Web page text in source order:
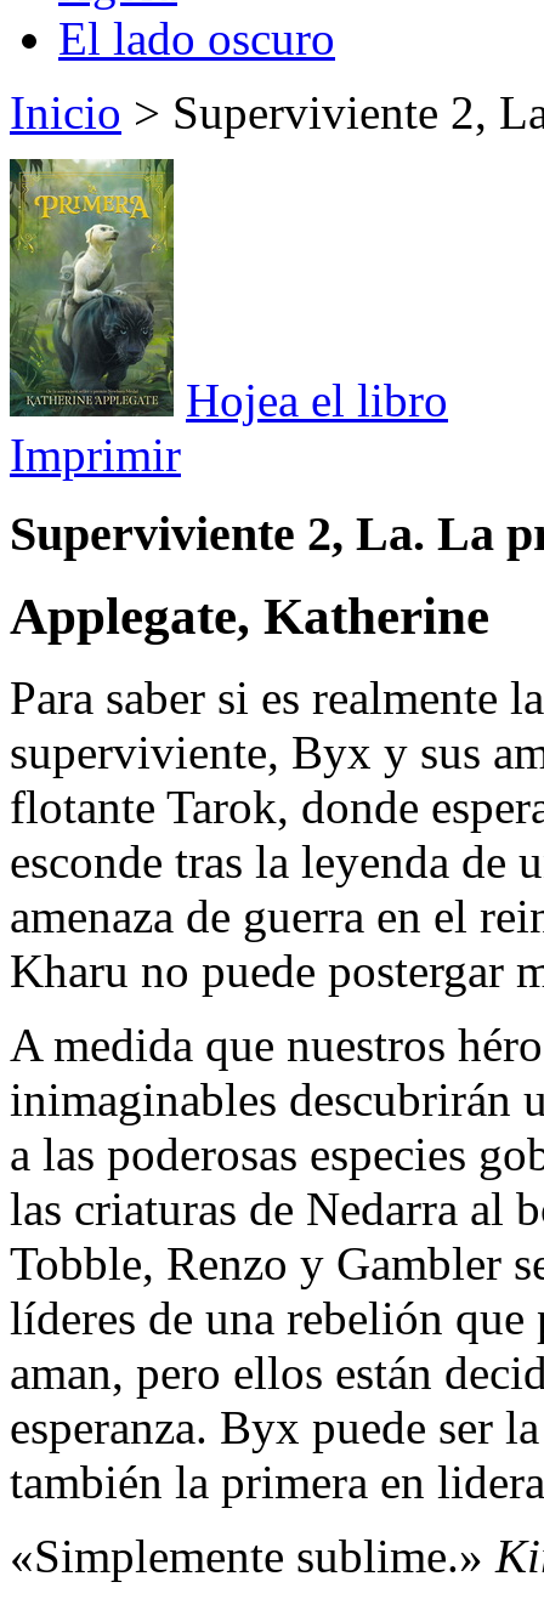
El lado oscuro
Inicio > Superviviente 2,
Hojea el libro
Imprimir
Superviviente 2, La. La
Applegate, Katherine
Para saber si es realmente
superviviente, Byx y sus
flotante Tarok, donde
esconde tras la leyenda de
amenaza de guerra en el
Kharu no puede postergar
A medida que nuestros
inimaginables descubrirán
a las poderosas especies
las criaturas de Nedarra al
Tobble, Renzo y Gambler
líderes de una rebelión
aman, pero ellos están
esperanza. Byx puede ser
también la primera en
«Simplemente sublime.»